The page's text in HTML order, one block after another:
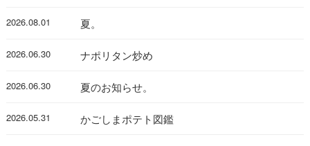
2026.08.01 夏。
2026.06.30 ナポリタン炒め
2026.06.30 夏のお知らせ。
2026.05.31 かごしまポテト図鑑